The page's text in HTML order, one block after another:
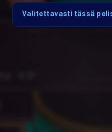
Valitettavasti tässä